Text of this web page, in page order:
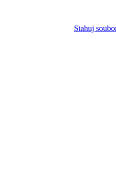
Stahuj